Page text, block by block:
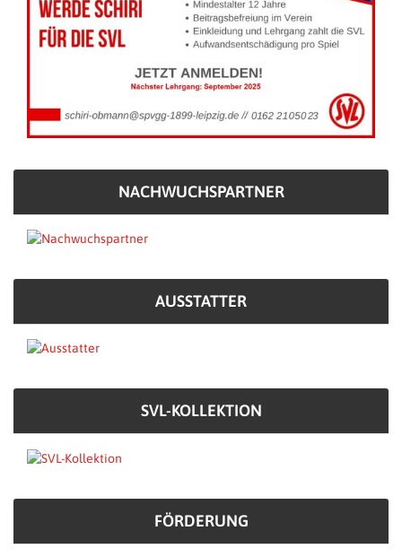
NACHWUCHSPARTNER
AUSSTATTER
SVL-KOLLEKTION
FÖRDERUNG